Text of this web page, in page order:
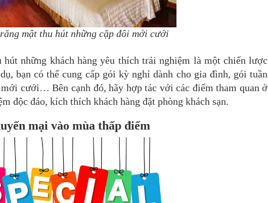
mật thu hút những cặp đôi mới cưới
hút những khách hàng yêu thích trải nghiệm là một chiến lược
bạn có thể cung cấp gói kỳ nghỉ dành cho gia đình, gói tuần
cưới… Bên cạnh đó, hãy hợp tác với các điểm tham quan ở
độc đáo, kích thích khách hàng đặt phòng khách sạn.
mại vào mùa thấp điểm